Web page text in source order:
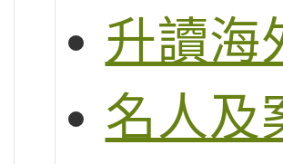
升讀海
名人及